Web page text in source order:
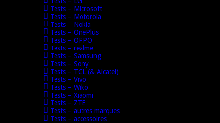
Tests – Microsoft
Tests – Motorola
Tests – Nokia
Tests – OnePlus
Tests – OPPO
Tests – realme
Tests – Samsung
Tests – Sony
Tests – TCL (& Alcatel)
Tests – Vivo
Tests – Wiko
Tests – Xiaomi
Tests – ZTE
Tests – autres marques
Tests – accessoires